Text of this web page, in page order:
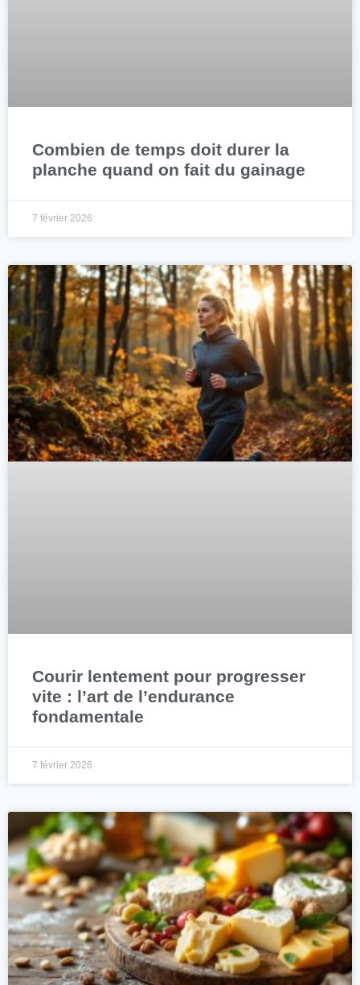
Combien de temps doit durer la
planche quand on fait du gainage
7 février 2026
Courir lentement pour progresser
vite : l’art de l’endurance
fondamentale
7 février 2026